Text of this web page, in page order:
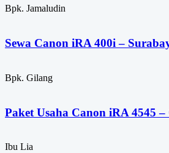
Bpk. Jamaludin
Sewa Canon iRA 400i –
Bpk. Gilang
Paket Usaha Canon iRA 4545
Ibu Lia